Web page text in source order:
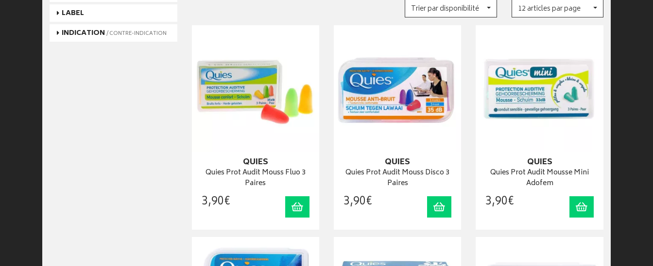
LABEL
INDICATION / CONTRE-INDICATION
Trier par disponibilité 12 articles par page
QUIES
Quies Prot Audit Mouss Fluo 3
Paires
3,90€ Ajouter au panier
QUIES
Quies Prot Audit Mouss Disco 3
Paires
3,90€ Ajouter au panier
QUIES
Quies Prot Audit Mousse Mini
Adofem
3,90€ Ajouter au panier